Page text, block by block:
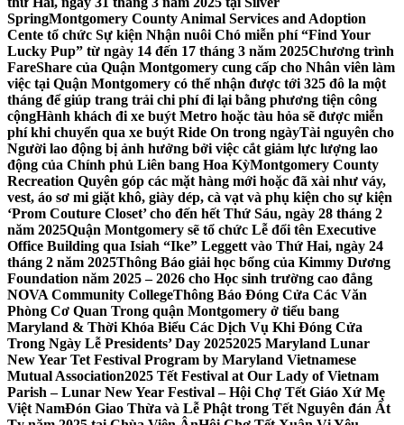
SpringMontgomery County Animal Services and Adoption
Cente tổ chức Sự kiện Nhận nuôi Chó miễn phí “Find Your
Lucky Pup” từ ngày 14 đến 17 tháng 3 năm 2025Chương trình
FareShare của Quận Montgomery cung cấp cho Nhân viên làm
việc tại Quận Montgomery có thể nhận được tới 325 đô la một
tháng để giúp trang trải chi phí đi lại bằng phương tiện công
cộngHành khách đi xe buýt Metro hoặc tàu hỏa sẽ được miễn
phí khi chuyển qua xe buýt Ride On trong ngàyTài nguyên cho
Người lao động bị ảnh hưởng bởi việc cắt giảm lực lượng lao
động của Chính phủ Liên bang Hoa KỳMontgomery County
Recreation Quyên góp các mặt hàng mới hoặc đã xài như váy,
vest, áo sơ mi giặt khô, giày dép, cà vạt và phụ kiện cho sự kiện
‘Prom Couture Closet’ cho đến hết Thứ Sáu, ngày 28 tháng 2
năm 2025Quận Montgomery sẽ tổ chức Lễ đổi tên Executive
Office Building qua Isiah “Ike” Leggett vào Thứ Hai, ngày 24
tháng 2 năm 2025Thông Báo giải học bổng của Kimmy Dương
Foundation năm 2025 – 2026 cho Học sinh trường cao đẳng
NOVA Community CollegeThông Báo Đóng Cửa Các Văn
Phòng Cơ Quan Trong quận Montgomery ở tiểu bang
Maryland & Thời Khóa Biểu Các Dịch Vụ Khi Đóng Cửa
Trong Ngày Lễ Presidents’ Day 20252025 Maryland Lunar
New Year Tet Festival Program by Maryland Vietnamese
Mutual Association2025 Tết Festival at Our Lady of Vietnam
Parish – Lunar New Year Festival – Hội Chợ Tết Giáo Xứ Mẹ
Việt NamĐón Giao Thừa và Lễ Phật trong Tết Nguyên đán Ất